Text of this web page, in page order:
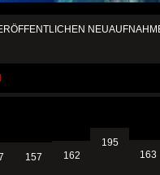
157 162
195
163